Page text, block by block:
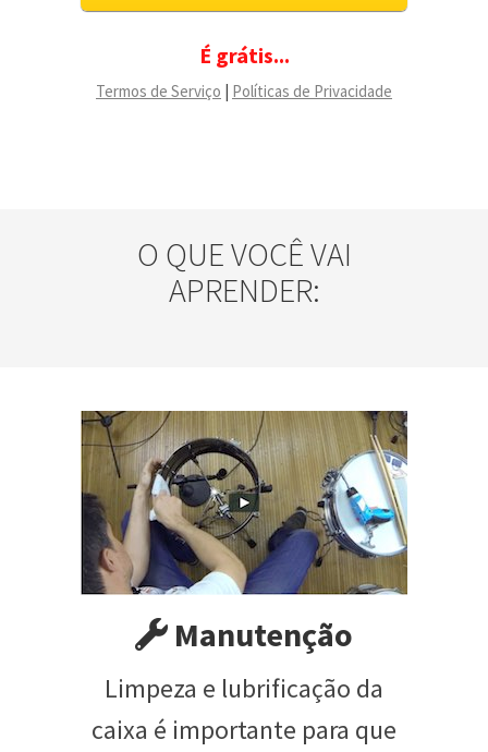
É grátis...
Termos de Serviço | Políticas de Privacidade
O QUE VOCÊ VAI
APRENDER:
Manutenção
Limpeza e lubrificação da
caixa é importante para que